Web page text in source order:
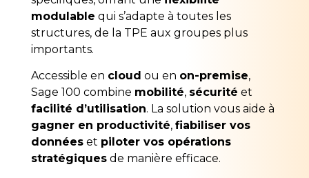
modulable qui s’adapte à toutes les
structures, de la TPE aux groupes plus
importants.
Accessible en cloud ou en on-premise,
Sage 100 combine mobilité, sécurité et
facilité d’utilisation. La solution vous aide à
gagner en productivité, fiabiliser vos
donnéeset piloter vos opérations
stratégiquesde manière efficace.